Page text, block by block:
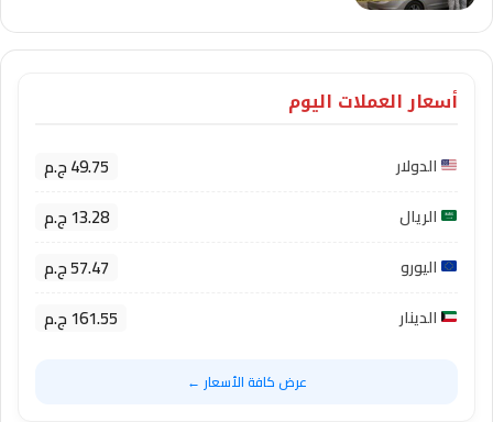
أسعار العملات اليوم
الدولار 49.75 ج.م
الريال 13.28 ج.م
اليورو 57.47 ج.م
الدينار 161.55 ج.م
عرض كافة الأسعار ←